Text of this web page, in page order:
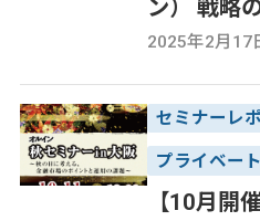
ン） 戦略
2025年2月17
セミナーレ
プライベー
【10月開